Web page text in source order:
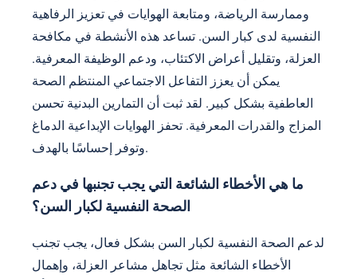
وممارسة الرياضة، ومتابعة الهوايات في تعزيز الرفاهية
النفسية لدى كبار السن. تساعد هذه الأنشطة في مكافحة
العزلة، وتقليل أعراض الاكتئاب، ودعم الوظيفة المعرفية.
يمكن أن يعزز التفاعل الاجتماعي المنتظم الصحة
العاطفية بشكل كبير. لقد ثبت أن التمارين البدنية تحسن
المزاج والقدرات المعرفية. تحفز الهوايات الإبداعية الدماغ
وتوفر إحساسًا بالهدف.
ما هي الأخطاء الشائعة التي يجب تجنبها في دعم
الصحة النفسية لكبار السن؟
لدعم الصحة النفسية لكبار السن بشكل فعال، يجب تجنب
الأخطاء الشائعة مثل تجاهل مشاعر العزلة، وإهمال